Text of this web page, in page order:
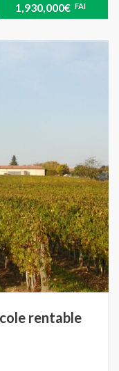
1,930,000€ FAI
rentable